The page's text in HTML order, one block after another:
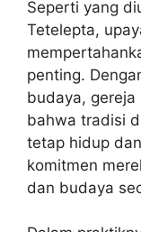
Seperti yang
Tetelepta,
penting.
budaya, gereja
bahwa tradisi
tetap hidup
komitmen
dan budaya